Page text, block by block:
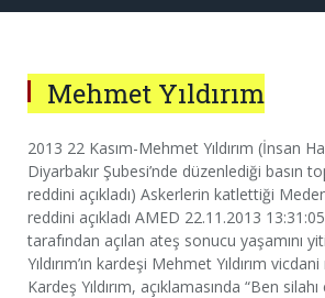
Mehmet Yıldırım
2013 22 Kasım-Mehmet Yıldırım (İnsan
Diyarbakır Şubesi’nde düzenlediği basın
reddini açıkladı) Askerlerin katlettiği
reddini açıkladı AMED 22.11.2013
tarafından açılan ateş sonucu yaşamını
Yıldırım’ın kardeşi Mehmet Yıldırım
Kardeş Yıldırım, açıklamasında “Ben